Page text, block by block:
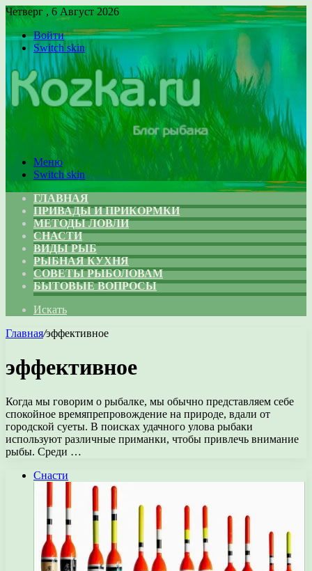
Четверг , 6 Август 2026
Войти
Switch skin
Меню
Switch skin
ГЛАВНАЯ
ПРИВАДЫ И ПРИКОРМКИ
МЕТОДЫ ЛОВЛИ
СНАСТИ
ВИДЫ РЫБ
РЫБНАЯ КУХНЯ
СОВЕТЫ РЫБОЛОВАМ
БЫТОВЫЕ ВОПРОСЫ
Искать
Главная/эффективное
эффективное
Когда мы говорим о рыбалке, мы обычно представляем себе
спокойное времяпрепровождение на природе, вдали от
городской суеты. В поисках удачного улова рыбаки
используют различные приманки, чтобы привлечь внимание
рыбы. Среди …
Снасти